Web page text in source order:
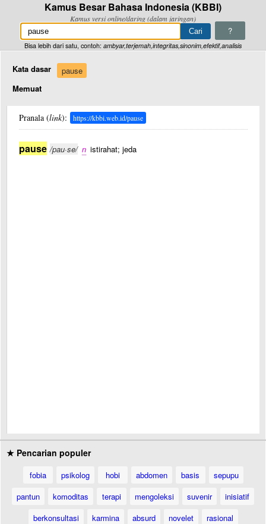
Kamus Besar Bahasa Indonesia (KBBI)
Kamus versi online/daring (dalam jaringan)
?
Bisa lebih dari satu, contoh: ambyar,terjemah,integritas,sinonim,efektif,analisis
Kata dasar
pause
Memuat
Pranala (link): https://kbbi.web.id/pause
pause /pau·se/ n istirahat; jeda
★ Pencarian populer
fobia psikolog hobi abdomen basis
sepupu
pantun
komoditas terapi mengoleksi suvenir
inisiatif
berkonsultasi
karmina absurd novelet
rasional